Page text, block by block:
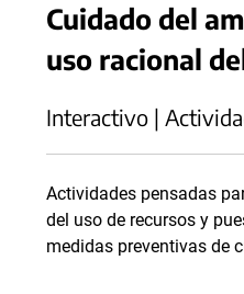
Cuidado del
uso racional
Interactivo |
Actividades pensadas
del uso de recursos y
medidas preventivas de